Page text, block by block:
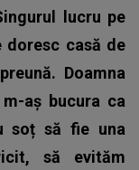
lucru pe
casă de
Doamna
aș bucura ca
soț să fie una
să evităm